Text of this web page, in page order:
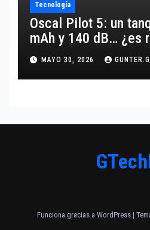
Tecnología
Oscal Pilot 5: un
mAh y 140 dB… ¿es
MAYO 30, 2026
Funciona gracias a WordPress |